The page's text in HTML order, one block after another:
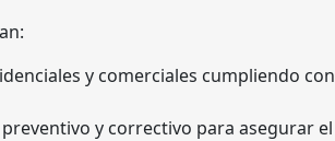
y comerciales cumpliendo con
y correctivo para asegurar el